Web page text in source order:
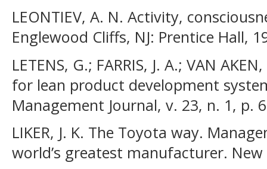
LEONTIEV, A. N. Activity,
Englewood Cliffs, NJ: Prentice Hall,
LETENS, G.; FARRIS, J. A.; VAN
for lean product development
Management Journal, v. 23, n. 1, p.
LIKER, J. K. The Toyota way.
world’s greatest manufacturer.